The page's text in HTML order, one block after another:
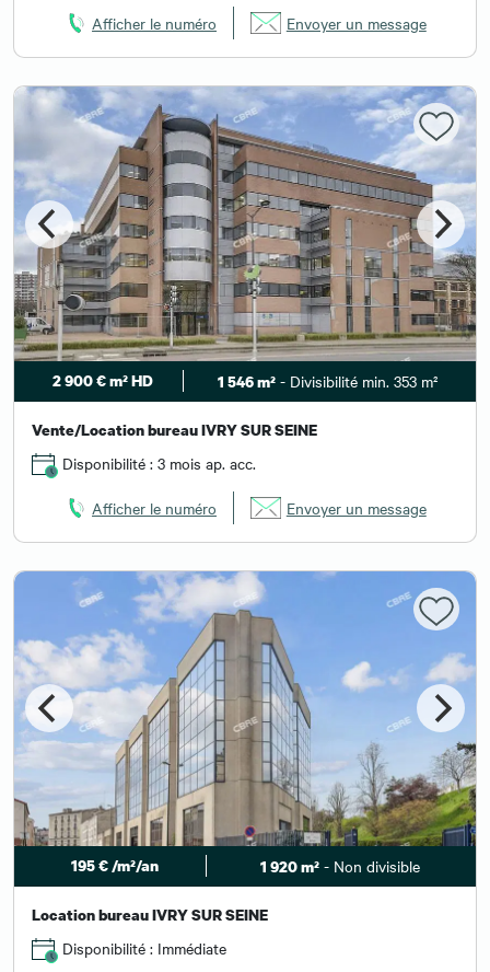
Afficher le numéro Envoyer un message
2 900 € m² HD 1 546 m² - Divisibilité min. 353 m²
Vente/Location bureau IVRY SUR SEINE
Disponibilité : 3 mois ap. acc.
Afficher le numéro Envoyer un message
195 € /m²/an 1 920 m²- Non divisible
Location bureau IVRY SUR SEINE
Disponibilité : Immédiate